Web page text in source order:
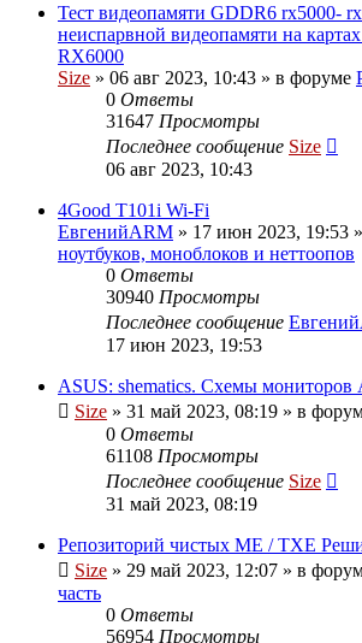
Тест видеопамяти GDDR6 rx5000-
неиспарвной видеопамяти на
RX6000
Size » 06 авг 2023, 10:43 » в форуме
0 Ответы
31647 Просмотры
Последнее сообщение Size
06 авг 2023, 10:43
4Good T101i Wi-Fi
ЕвгенийARM » 17 июн 2023, 19:53
ноутбуков, моноблоков и неттоопов
0 Ответы
30940 Просмотры
Последнее сообщение
17 июн 2023, 19:53
ASUS: shematics. Схемы мониторов
Size » 31 май 2023, 08:19 » в
0 Ответы
61108 Просмотры
Последнее сообщение Size
31 май 2023, 08:19
Репозиторий чистых ME / TXE
Size » 29 май 2023, 12:07 » в
часть
0 Ответы
56954 Просмотры